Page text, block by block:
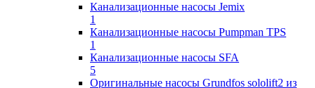
Канализационные насосы Jemix
1
Канализационные насосы Pumpman TPS
1
Канализационные насосы SFA
5
Оригинальные насосы Grundfos sololift2 из